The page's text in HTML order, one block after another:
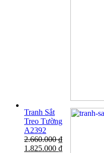
Tranh Sắt
Treo Tường
A2392
2.660.000₫
1.825.000 ₫